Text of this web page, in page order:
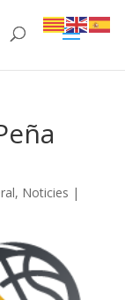
, Noticies |